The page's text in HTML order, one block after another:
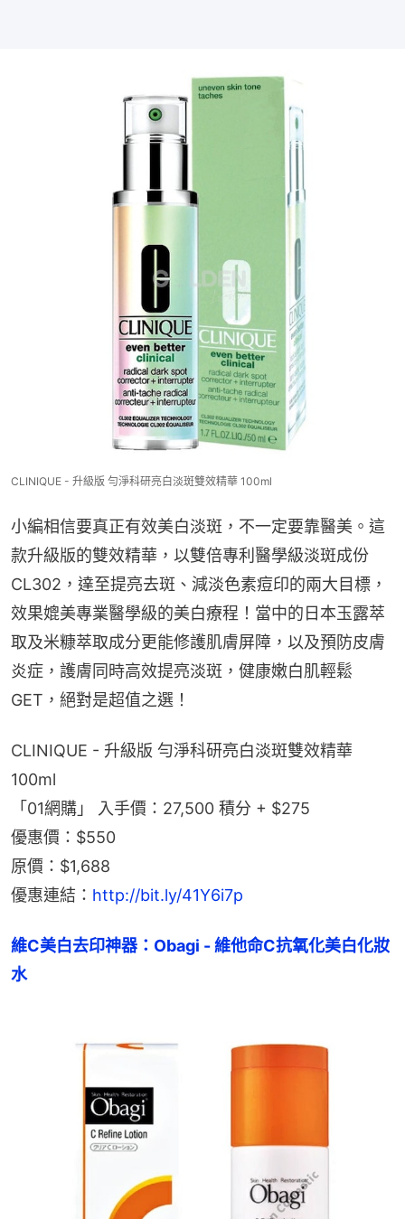
CLINIQUE - 升級版 勻淨科研亮白淡斑雙效精華 100ml
小編相信要真正有效美白淡斑，不一定要靠醫美。這
款升級版的雙效精華，以雙倍專利醫學級淡斑成份
CL302，達至提亮去斑、減淡色素痘印的兩大目標，
效果媲美專業醫學級的美白療程！當中的日本玉露萃
取及米糠萃取成分更能修護肌膚屏障，以及預防皮膚
炎症，護膚同時高效提亮淡斑，健康嫩白肌輕鬆
GET，絕對是超值之選！
CLINIQUE - 升級版 勻淨科研亮白淡斑雙效精華
100ml
「01網購」 入手價：27,500 積分 + $275
優惠價：$550
原價：$1,688
優惠連結： http://bit.ly/41Y6i7p
維C美白去印神器：Obagi - 維他命C抗氧化美白化妝
水